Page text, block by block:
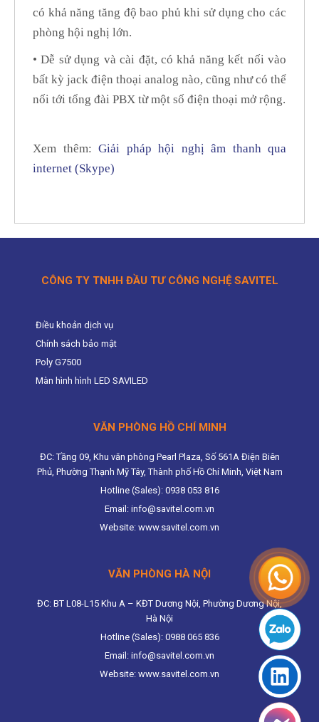
có khả năng tăng độ bao phủ khi sử dụng cho các
phòng hội nghị lớn.
• Dễ sử dụng và cài đặt, có khả năng kết nối vào
bất kỳ jack điện thoại analog nào, cũng như có thể
nối tới tổng đài PBX từ một số điện thoại mở rộng.
Xem thêm: Giải pháp hội nghị âm thanh qua
internet (Skype)
CÔNG TY TNHH ĐẦU TƯ CÔNG NGHỆ SAVITEL
Điều khoản dịch vụ
Chính sách bảo mật
Poly G7500
Màn hình hình LED SAVILED
VĂN PHÒNG HỒ CHÍ MINH
ĐC: Tầng 09, Khu văn phòng Pearl Plaza, Số 561A Điện Biên
Phủ, Phường Thạnh Mỹ Tây, Thành phố Hồ Chí Minh, Việt Nam
Hotline (Sales): 0938 053 816
Email: info@savitel.com.vn
Website: www.savitel.com.vn
VĂN PHÒNG HÀ NỘI
ĐC: BT L08-L15 Khu A – KĐT Dương Nội, Phường Dương Nội,
Hà Nội
Hotline (Sales): 0988 065 836
Email: info@savitel.com.vn
Website: www.savitel.com.vn